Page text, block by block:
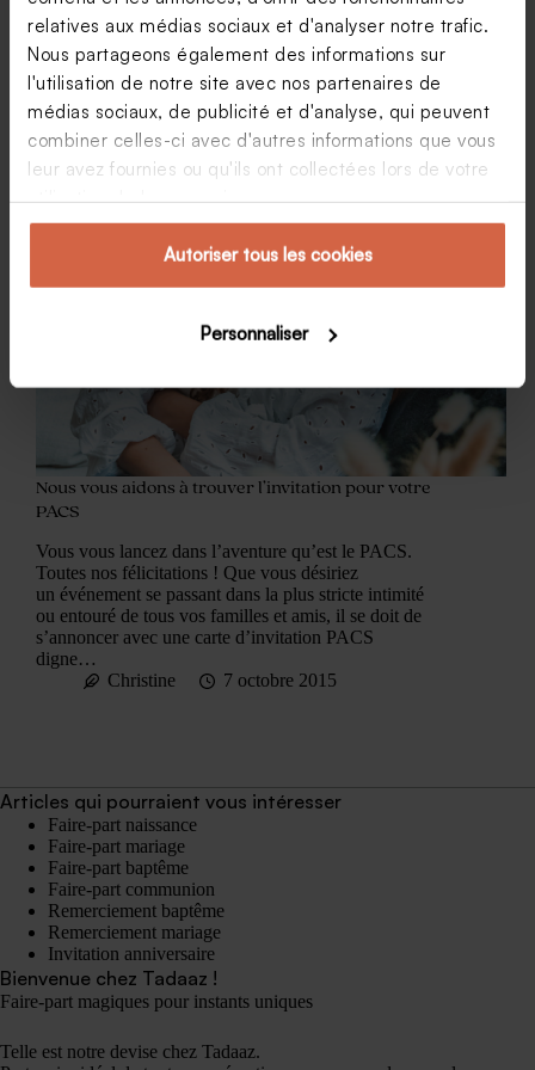
relatives aux médias sociaux et d'analyser notre trafic.
Nous partageons également des informations sur
l'utilisation de notre site avec nos partenaires de
médias sociaux, de publicité et d'analyse, qui peuvent
combiner celles-ci avec d'autres informations que vous
leur avez fournies ou qu'ils ont collectées lors de votre
utilisation de leurs services.
Autoriser tous les cookies
Personnaliser
Nous vous aidons à trouver l’invitation pour votre
PACS
Vous vous lancez dans l’aventure qu’est le PACS.
Toutes nos félicitations ! Que vous désiriez
un événement se passant dans la plus stricte intimité
ou entouré de tous vos familles et amis, il se doit de
s’annoncer avec une carte d’invitation PACS
digne…
Christine
7 octobre 2015
Articles qui pourraient vous intéresser
Faire-part naissance
Faire-part mariage
Faire-part baptême
Faire-part communion
Remerciement baptême
Remerciement mariage
Invitation anniversaire
Bienvenue chez Tadaaz !
Faire-part magiques pour instants uniques
Telle est notre devise chez Tadaaz.